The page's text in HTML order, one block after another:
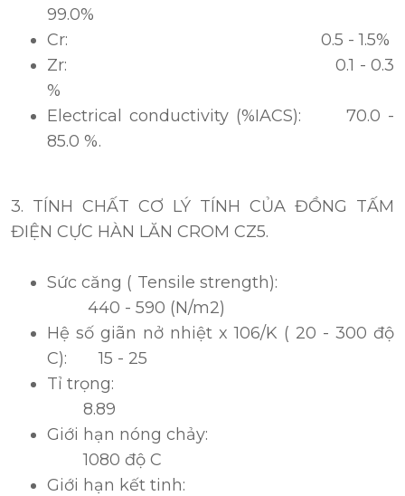
99.0%
Cr: 0.5 - 1.5%
Zr: 0.1 - 0.3
%
Electrical conductivity (%IACS): 70.0 -
85.0 %.
3. TÍNH CHẤT CƠ LÝ TÍNH CỦA ĐỒNG TẤM
ĐIỆN CỰC HÀN LĂN CROM CZ5.
Sức căng ( Tensile strength):
440 - 590 (N/m2)
Hệ số giãn nở nhiệt x 106/K ( 20 - 300 độ
C): 15 - 25
Tỉ trọng:
8.89
Giới hạn nóng chảy:
1080 độ C
Giới hạn kết tinh: